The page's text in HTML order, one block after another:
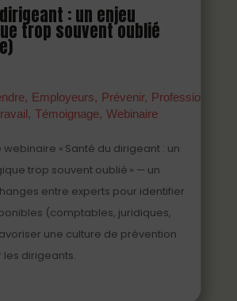
: un enjeu
trop souvent oublié
Employeurs Prévenir
Professionnels
Témoignage Webinaire
« Santé du dirigeant : un
trop souvent oublié » — un
entre experts pour identifier
(comptables, juridiques,
une culture de prévention
dirigeants.